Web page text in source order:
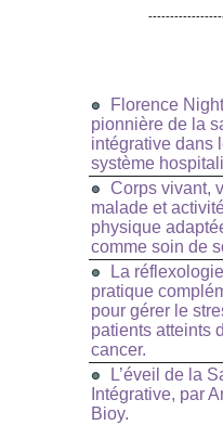
Florence
pionnière de la
intégrative dans
système
Corps vivant,
malade et
physique
comme soin de
La
pratique
pour gérer le
patients atteints
cancer.
L’éveil de la
Intégrative, par
Bioy.